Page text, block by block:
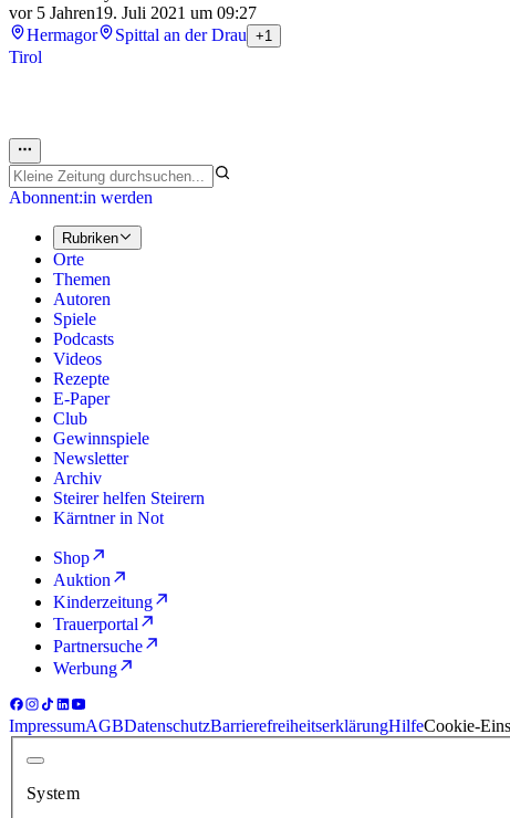
vor 5 Jahren19. Juli 2021 um 09:27
Hermagor
Spittal an der Drau +1
Tirol
Abonnent:in werden
Rubriken
Orte
Themen
Autoren
Spiele
Podcasts
Videos
Rezepte
E-Paper
Club
Gewinnspiele
Newsletter
Archiv
Steirer helfen Steirern
Kärntner in Not
Shop
Auktion
Kinderzeitung
Trauerportal
Partnersuche
Werbung
ImpressumAGBDatenschutzBarrierefreiheitserklärungHilfeCookie-
System